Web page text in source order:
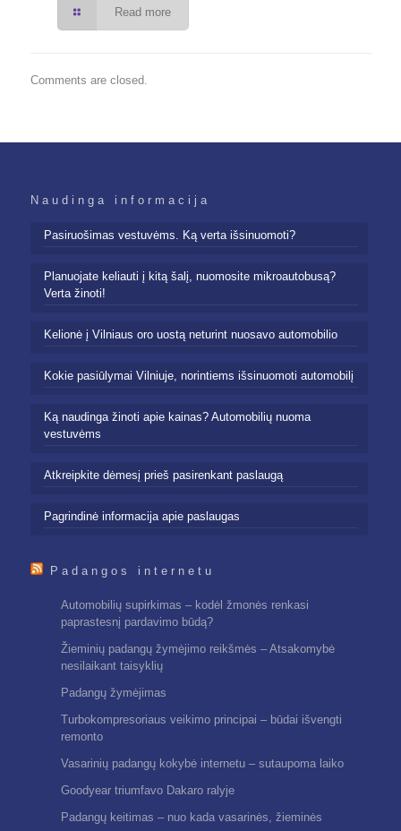
Read more
Comments are closed.
Naudinga informacija
Pasiruošimas vestuvėms. Ką verta išsinuomoti?
Planuojate keliauti į kitą šalį, nuomosite mikroautobusą?
Verta žinoti!
Kelionė į Vilniaus oro uostą neturint nuosavo automobilio
Kokie pasiūlymai Vilniuje, norintiems išsinuomoti automobilį
Ką naudinga žinoti apie kainas? Automobilių nuoma
vestuvėms
Atkreipkite dėmesį prieš pasirenkant paslaugą
Pagrindinė informacija apie paslaugas
Padangos internetu
Automobilių supirkimas – kodėl žmonės renkasi
paprastesnį pardavimo būdą?
Žieminių padangų žymėjimo reikšmės – Atsakomybė
nesilaikant taisyklių
Padangų žymėjimas
Turbokompresoriaus veikimo principai – būdai išvengti
remonto
Vasarinių padangų kokybė internetu – sutaupoma laiko
Goodyear triumfavo Dakaro ralyje
Padangų keitimas – nuo kada vasarinės, žieminės